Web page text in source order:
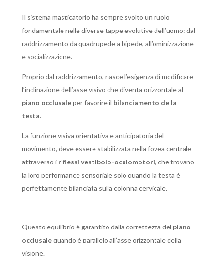
Il sistema masticatorio ha sempre svolto un ruolo
fondamentale nelle diverse tappe evolutive dell’uomo: dal
raddrizzamento da quadrupede a bipede, all’ominizzazione
e socializzazione.
Proprio dal raddrizzamento, nasce l’esigenza di modificare
l’inclinazione dell’asse visivo che diventa orizzontale al
piano occlusaleper favorire il bilanciamento della
testa.
La funzione visiva orientativa e anticipatoria del
movimento, deve essere stabilizzata nella fovea centrale
attraverso i riflessi vestibolo-oculomotori, che trovano
la loro performance sensoriale solo quando la testa è
perfettamente bilanciata sulla colonna cervicale.
Questo equilibrio è garantito dalla correttezza del piano
occlusalequando è parallelo all’asse orizzontale della
visione.